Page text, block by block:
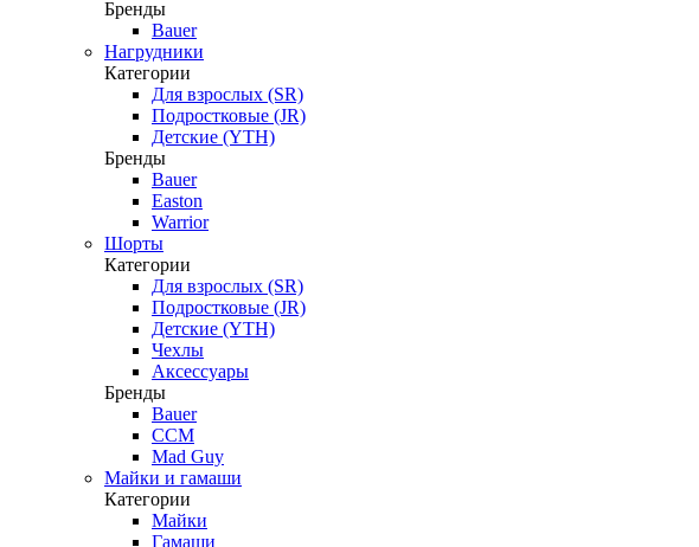
Бренды
Bauer
Нагрудники
Категории
Для взрослых (SR)
Подростковые (JR)
Детские (YTH)
Бренды
Bauer
Easton
Warrior
Шорты
Категории
Для взрослых (SR)
Подростковые (JR)
Детские (YTH)
Чехлы
Аксессуары
Бренды
Bauer
CCM
Mad Guy
Майки и гамаши
Категории
Майки
Гамаши